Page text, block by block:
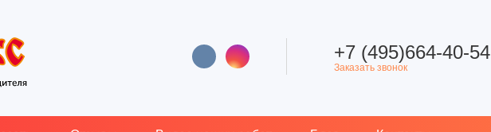
+7 (495)664-40-54
Заказать звонок